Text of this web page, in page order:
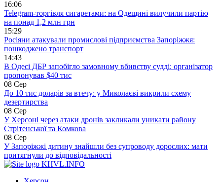
16:06
Telegram-торгівля сигаретами: на Одещині вилучили партію
на понад 1,2 млн грн
15:29
Росіяни атакували промислові підприємства Запоріжжя:
пошкоджено транспорт
14:43
В Одесі ДБР запобігло замовному вбивству судді: організатор
пропонував $40 тис
08 Сер
До 10 тис доларів за втечу: у Миколаєві викрили схему
дезертирства
08 Сер
У Херсоні через атаки дронів закликали уникати району
Стрітенської та Комкова
08 Сер
У Запоріжжі дитину знайшли без супроводу дорослих: мати
притягнули до відповідальності
KHVL.INFO